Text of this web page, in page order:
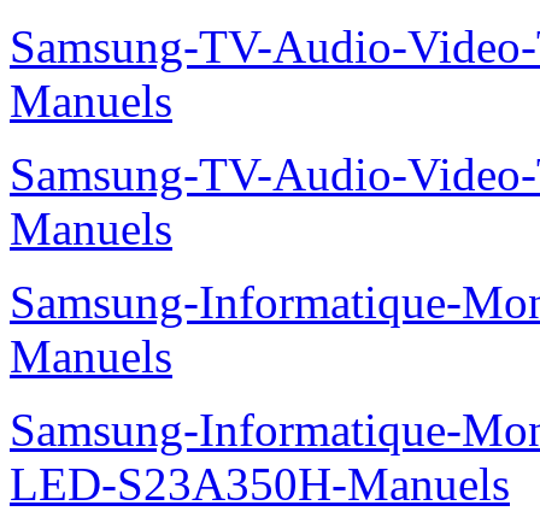
Samsung-TV-Audio-
Manuels
Samsung-TV-Audio-
Manuels
Samsung-Informatique-
Manuels
Samsung-Informatique-
LED-S23A350H-Manuels